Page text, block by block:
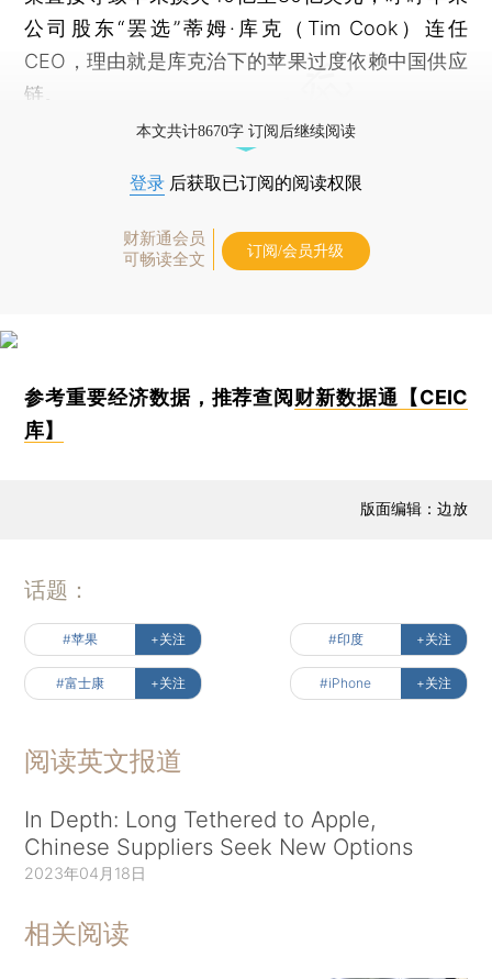
公司股东“罢选”蒂姆·库克（Tim Cook）连任
CEO，理由就是库克治下的苹果过度依赖中国供应
链。
本文共计8670字 订阅后继续阅读
登录 后获取已订阅的阅读权限
财新通会员
可畅读全文
订阅/会员升级
参考重要经济数据，推荐查阅 财新数据通【CEIC
库】
版面编辑：边放
话题：
#苹果 +关注 #印度 +关注
#富士康 +关注 #iPhone +关注
阅读英文报道
In Depth: Long Tethered to Apple,
Chinese Suppliers Seek New Options
2023年04月18日
相关阅读